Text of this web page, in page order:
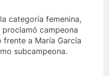
categoría femenina,
campeona
a María García
subcampeona.